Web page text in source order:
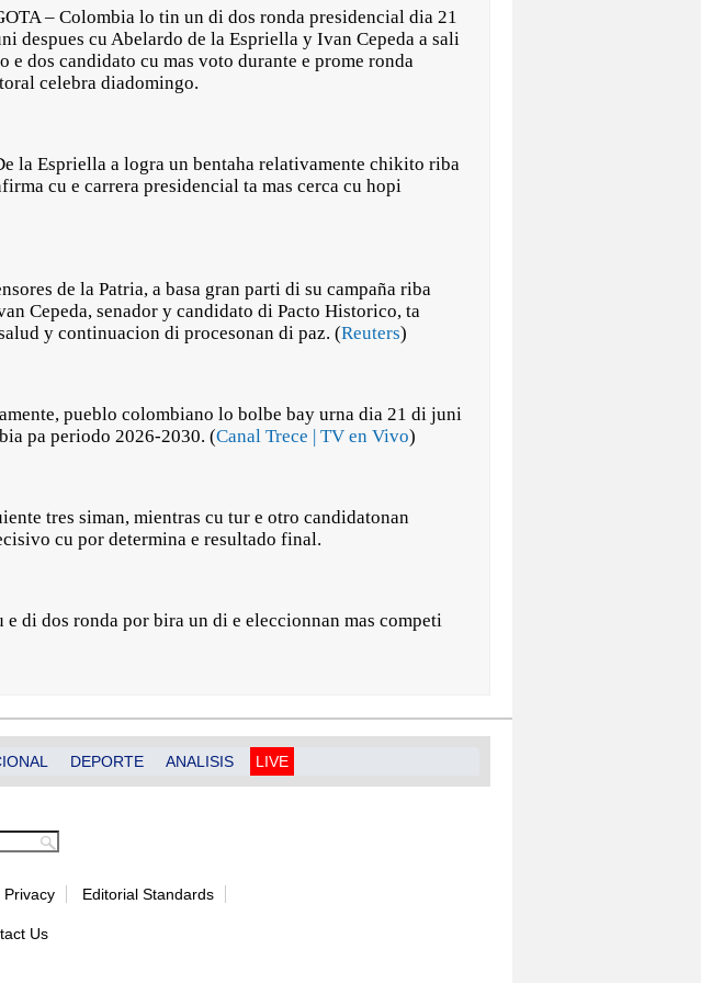
– Colombia lo tin un di dos ronda presidencial dia 21
despues cu Abelardo de la Espriella y Ivan Cepeda a sali
e dos candidato cu mas voto durante e prome ronda
celebra diadomingo.
la Espriella a logra un bentaha relativamente chikito riba
cu e carrera presidencial ta mas cerca cu hopi
de la Patria, a basa gran parti di su campaña riba
Cepeda, senador y candidato di Pacto Historico, ta
y continuacion di procesonan di paz. (Reuters)
pueblo colombiano lo bolbe bay urna dia 21 di juni
pa periodo 2026-2030. (Canal Trece | TV en Vivo)
tres siman, mientras cu tur e otro candidatonan
cu por determina e resultado final.
di dos ronda por bira un di e eleccionnan mas competi
DEPORTE ANALISIS LIVE
Privacy Editorial Standards
Us